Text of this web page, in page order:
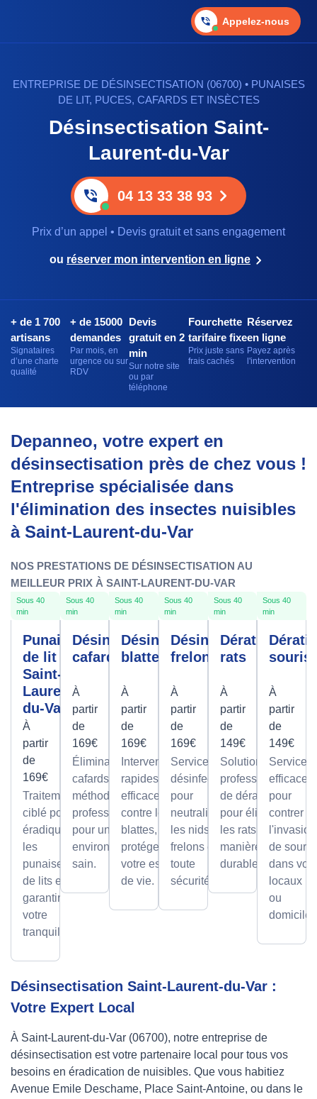
Appelez-nous
ENTREPRISE DE DÉSINSECTISATION (06700) • PUNAISES
DE LIT, PUCES, CAFARDS ET INSÈCTES
Désinsectisation Saint-
Laurent-du-Var
04 13 33 38 93
Prix d’un appel • Devis gratuit et sans engagement
ou réserver mon intervention en ligne
+ de 1 700
artisans
Signataires
d’une charte
qualité
+ de 15000
demandes
Par mois, en
urgence ou sur
RDV
Devis
gratuit en 2
min
Sur notre site
ou par
téléphone
Fourchette
tarifaire fixe
Prix juste sans
frais cachés
Réservez
en ligne
Payez après
l'intervention
Depanneo, votre expert en
désinsectisation près de chez vous !
Entreprise spécialisée dans
l'élimination des insectes nuisibles
à Saint-Laurent-du-Var
NOS PRESTATIONS DE DÉSINSECTISATION AU
MEILLEUR PRIX À SAINT-LAURENT-DU-VAR
Sous 40
min
Punaises
de lit
Saint-
Laurent-
du-Var
À
partir
de
169€
Traitement
ciblé pour
éradiquer
les
punaises
de lits et
garantir
votre
tranquillité.
Sous 40
min
Désinfection
cafards
À
partir
de
169€
Élimination des
cafards avec des
méthodes
professionnelles,
pour un
environnement
sain.
Sous 40
min
Désinfection
blattes
À
partir
de
169€
Interventions
rapides et
efficaces
contre les
blattes, pour
protéger
votre espace
de vie.
Sous 40
min
Désinfection
frelons
À
partir
de
169€
Services de
désinfection
pour
neutraliser
les nids de
frelons en
toute
sécurité.
Sous 40
min
Dératisation
rats
À
partir
de
149€
Solutions
professionnelles
de dératisation
pour éliminer
les rats de
manière sûre et
durable.
Sous 40
min
souris
À
partir
de
149€
Services
efficaces
pour
contrer
l'invasion
de souris
dans vos
locaux
ou
domicile.
Désinsectisation Saint-Laurent-du-Var :
Votre Expert Local
À Saint-Laurent-du-Var (06700), notre entreprise de
désinsectisation est votre partenaire local pour tous vos
besoins en éradication de nuisibles. Que vous habitiez
Avenue Emile Deschame, Place Saint-Antoine, ou dans le